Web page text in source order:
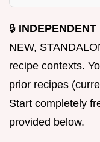
🔒
NEW,
recipe contexts.
prior recipes
Start completely
provided below.